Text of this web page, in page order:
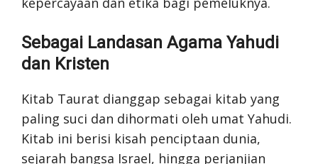
Sebagai Landasan Agama Yahudi
dan Kristen
Kitab Taurat dianggap sebagai kitab yang
paling suci dan dihormati oleh umat Yahudi.
Kitab ini berisi kisah penciptaan dunia,
sejarah bangsa Israel, hingga perjanjian